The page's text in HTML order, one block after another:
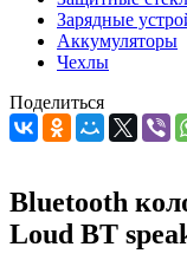
Зарядные
Аккумуляторы
Чехлы
Поделиться
Bluetooth
Loud BT